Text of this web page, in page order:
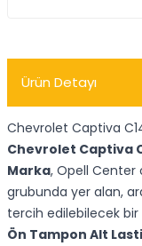
Ürün Detayı
Chevrolet Captiva
Chevrolet Captiva
Marka, Opell Center
grubunda yer alan,
tercih edilebilecek bir
Ön Tampon Alt